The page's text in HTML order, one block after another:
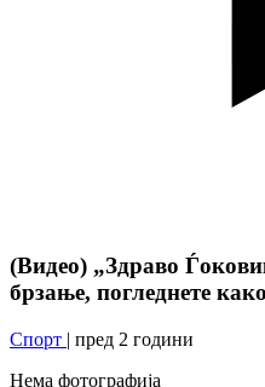
(Видео) „Здраво
брзање, погледнете
Спорт | пред 2 години
Нема фотографија